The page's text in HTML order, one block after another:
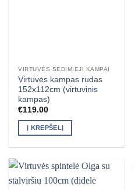
VIRTUVĖS SĖDIMIEJI KAMPAI
Virtuvės kampas rudas
152x112cm (virtuvinis
kampas)
€119.00
Į KREPŠELĮ